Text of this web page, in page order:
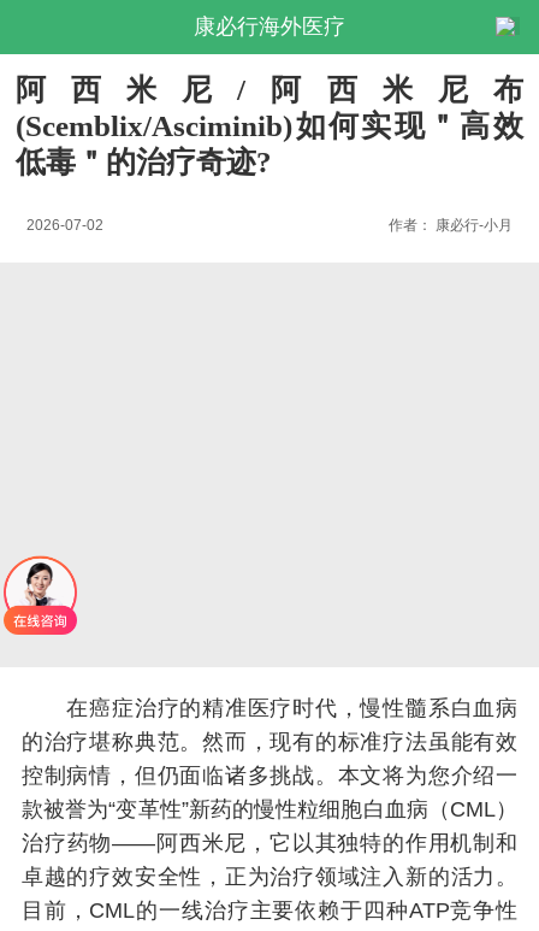
康必行海外医疗
阿西米尼/阿西米尼布
(Scemblix/Asciminib)如何实现＂高效
低毒＂的治疗奇迹?
2026-07-02 作者： 康必行-小月
在癌症治疗的精准医疗时代，慢性髓系白血病
的治疗堪称典范。然而，现有的标准疗法虽能有效
控制病情，但仍面临诸多挑战。本文将为您介绍一
款被誉为“变革性”新药的慢性粒细胞白血病（CML）
治疗药物——阿西米尼，它以其独特的作用机制和
卓越的疗效安全性，正为治疗领域注入新的活力。
目前，CML的一线治疗主要依赖于四种ATP竞争性